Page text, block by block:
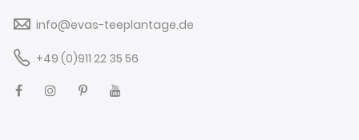
info@evas-teeplantage.de
+49 (0)911 22 35 56